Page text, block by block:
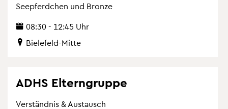
See­pferd­chen und Bron­ze
08:30 - 12:45 Uhr
Bie­le­feld-Mitte
ADHS El­tern­grup­pe
Ver­ständ­nis & Aus­tausch